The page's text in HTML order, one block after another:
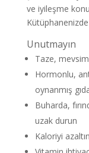
ve iyileşme
Unutmayın
Taze,
Hormonlu,
oynanmış
Buharda,
uzak durun
Kaloriyi